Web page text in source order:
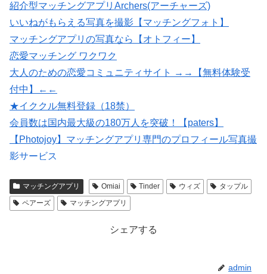
紹介型マッチングアプリArchers(アーチャーズ)
いいねがもらえる写真を撮影【マッチングフォト】
マッチングアプリの写真なら【オトフィー】
恋愛マッチング ワクワク
大人のための恋愛コミュニティサイト →→【無料体験受
付中】←←
★イククル無料登録（18禁）
会員数は国内最大級の180万人を突破！【paters】
【Photojoy】マッチングアプリ専門のプロフィール写真撮
影サービス
集/R18
マッチングアプリ Omiai Tinder ウィズ
タップル
ペアーズ
マッチングアプリ
シェアする
admin